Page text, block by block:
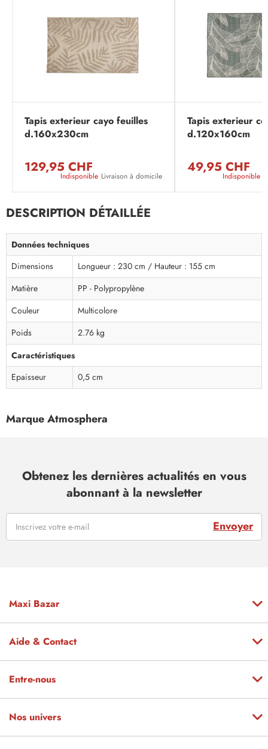
Tapis exterieur cayo feuilles
d.160x230cm
129,95 CHF
Indisponible Livraison à domicile
Tapis exterieur
d.120x160cm
49,95 CHF
Indisponible
DESCRIPTION DÉTAILLÉE
Données techniques
Dimensions
Longueur : 230 cm / Hauteur : 155 cm
Matière
PP - Polypropylène
Couleur
Multicolore
Poids
2.76 kg
Caractéristiques
Epaisseur 0,5 cm
Marque Atmosphera
Obtenez les dernières actualités en vous
abonnant à la newsletter
Envoyer
Maxi Bazar
Aide & Contact
Entre-nous
Nos univers